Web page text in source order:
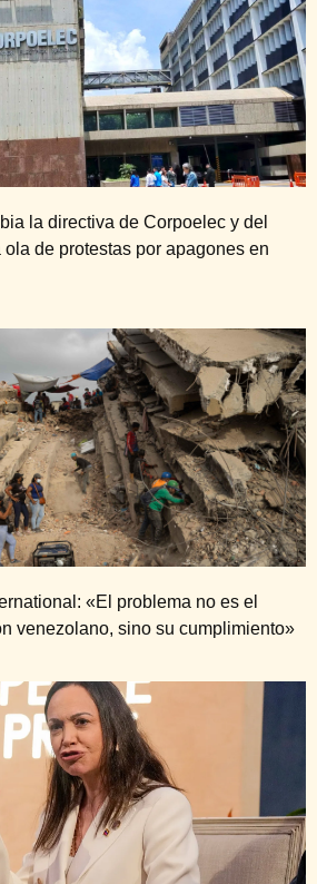
la directiva de Corpoelec y del
de protestas por apagones en
«El problema no es el
venezolano, sino su cumplimiento»